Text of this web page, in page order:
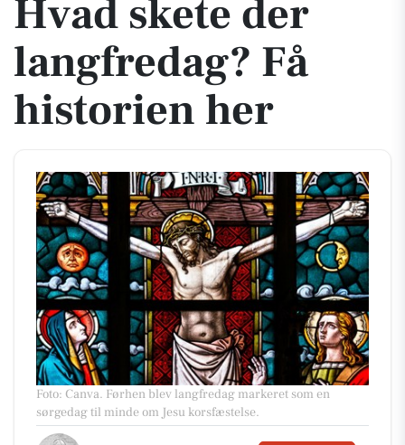
Hvad skete der
langfredag? Få
historien her
Foto: Canva. Førhen blev langfredag markeret som en
sørgedag til minde om Jesu korsfæstelse.